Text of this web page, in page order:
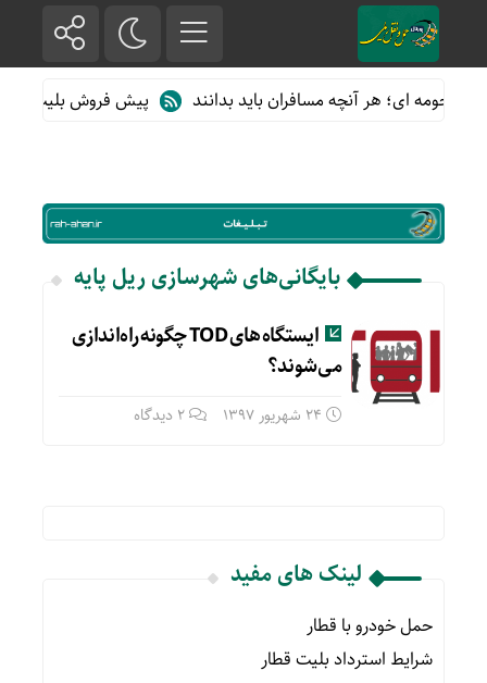
حومه ای؛ هر آنچه مسافران باید بدانند پیش فروش بلیت
بایگانی‌های شهرسازی ریل پایه
ایستگاه های TOD چگونه راه‌اندازی
می‌شوند؟
24 شهریور 1397 2 دیدگاه
لینک های مفید
حمل خودرو با قطار
شرایط استرداد بلیت قطار